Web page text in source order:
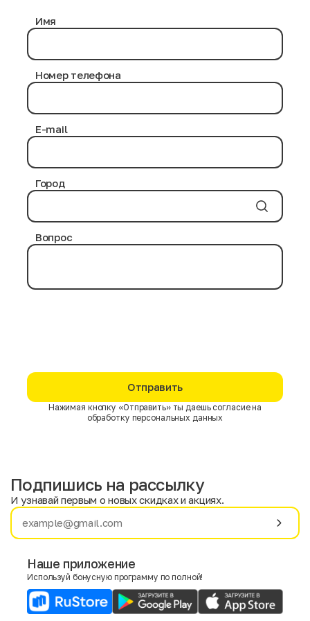
Имя
Номер телефона
E-mail
Город
Вопрос
Отправить
Нажимая кнопку «Отправить» ты даешь согласие на
обработку персональных данных
Имя
E-mail
Подпишись на рассылку
И узнавай первым о новых скидках и акциях.
Наше приложение
Используй бонусную программу по полной!